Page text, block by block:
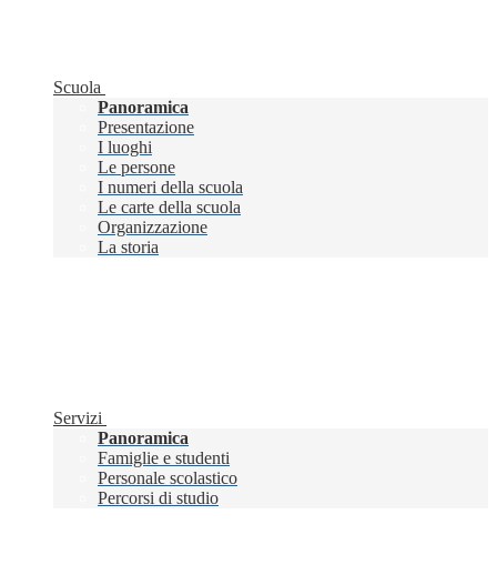
Scuola
Panoramica
Presentazione
I luoghi
Le persone
I numeri della scuola
Le carte della scuola
Organizzazione
La storia
Servizi
Panoramica
Famiglie e studenti
Personale scolastico
Percorsi di studio